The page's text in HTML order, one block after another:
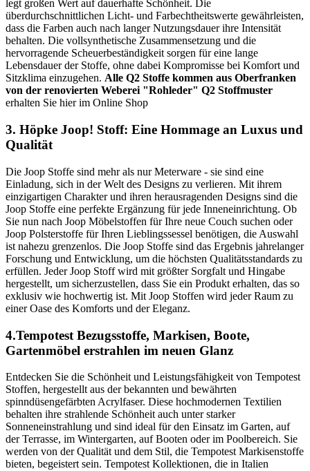
legt großen Wert auf dauerhafte Schönheit. Die
überdurchschnittlichen Licht- und Farbechtheitswerte gewährleisten,
dass die Farben auch nach langer Nutzungsdauer ihre Intensität
behalten. Die vollsynthetische Zusammensetzung und die
hervorragende Scheuerbeständigkeit sorgen für eine lange
Lebensdauer der Stoffe, ohne dabei Kompromisse bei Komfort und
Sitzklima einzugehen. Alle Q2 Stoffe kommen aus Oberfranken
von der renovierten Weberei "Rohleder" Q2 Stoffmuster
erhalten Sie hier im Online Shop
3. Höpke Joop! Stoff: Eine Hommage an Luxus und
Qualität
Die Joop Stoffe sind mehr als nur Meterware - sie sind eine
Einladung, sich in der Welt des Designs zu verlieren. Mit ihrem
einzigartigen Charakter und ihren herausragenden Designs sind die
Joop Stoffe eine perfekte Ergänzung für jede Inneneinrichtung. Ob
Sie nun nach Joop Möbelstoffen für Ihre neue Couch suchen oder
Joop Polsterstoffe für Ihren Lieblingssessel benötigen, die Auswahl
ist nahezu grenzenlos. Die Joop Stoffe sind das Ergebnis jahrelanger
Forschung und Entwicklung, um die höchsten Qualitätsstandards zu
erfüllen. Jeder Joop Stoff wird mit größter Sorgfalt und Hingabe
hergestellt, um sicherzustellen, dass Sie ein Produkt erhalten, das so
exklusiv wie hochwertig ist. Mit Joop Stoffen wird jeder Raum zu
einer Oase des Komforts und der Eleganz.
4.Tempotest Bezugsstoffe, Markisen, Boote,
Gartenmöbel erstrahlen im neuen Glanz
Entdecken Sie die Schönheit und Leistungsfähigkeit von Tempotest
Stoffen, hergestellt aus der bekannten und bewährten
spinndüsengefärbten Acrylfaser. Diese hochmodernen Textilien
behalten ihre strahlende Schönheit auch unter starker
Sonneneinstrahlung und sind ideal für den Einsatz im Garten, auf
der Terrasse, im Wintergarten, auf Booten oder im Poolbereich. Sie
werden von der Qualität und dem Stil, die Tempotest Markisenstoffe
bieten, begeistert sein. Tempotest Kollektionen, die in Italien